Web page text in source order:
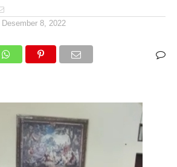
Desember 8, 2022